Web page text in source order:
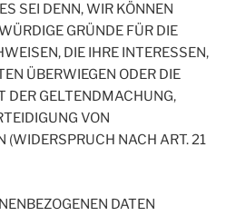
SEI DENN, WIR KÖNNEN
GRÜNDE FÜR DIE
DIE IHRE INTERESSEN,
ÜBERWIEGEN ODER DIE
DER GELTENDMACHUNG,
VON
(WIDERSPRUCH NACH ART. 21
DATEN